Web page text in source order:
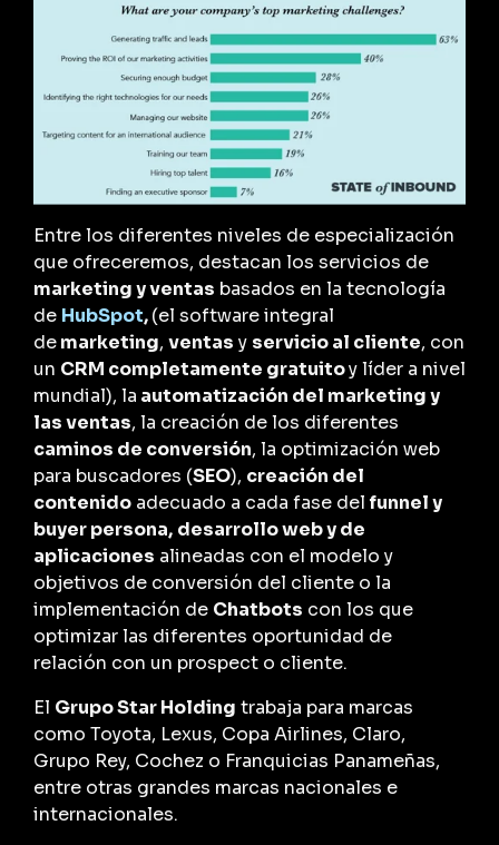
Entre los diferentes niveles de especialización
que ofreceremos, destacan los servicios de
marketing y ventas basados en la tecnología
de HubSpot,(el software integral
demarketing, ventas y servicio al cliente, con
un CRM completamente gratuitoy líder a nivel
mundial), la automatización del marketing y
las ventas, la creación de los diferentes
caminos de conversión, la optimización web
para buscadores (SEO), creación del
contenido adecuado a cada fase del funnel y
buyer persona, desarrollo web y de
aplicaciones alineadas con el modelo y
objetivos de conversión del cliente o la
implementación de Chatbots con los que
optimizar las diferentes oportunidad de
relación con un prospect o cliente.
El Grupo Star Holding trabaja para marcas
como Toyota, Lexus, Copa Airlines, Claro,
Grupo Rey, Cochez o Franquicias Panameñas,
entre otras grandes marcas nacionales e
internacionales.